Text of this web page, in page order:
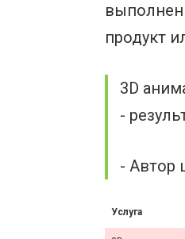
продукт
3D
-
- Автор
Услуга